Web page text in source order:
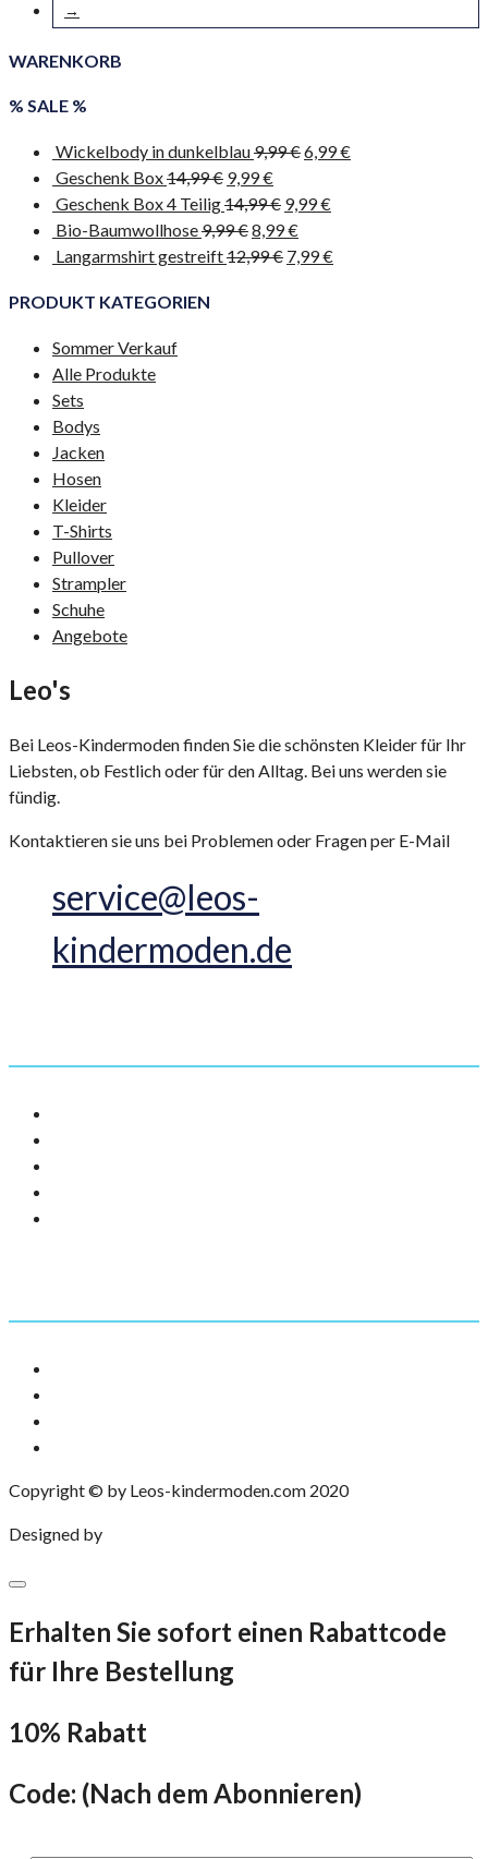
→
WARENKORB
% SALE %
Wickelbody in dunkelblau9,99€6,99€
Geschenk Box14,99€ 9,99€
Geschenk Box 4 Teilig14,99€ 9,99€
Bio-Baumwollhose9,99€8,99€
Langarmshirt gestreift12,99€ 7,99€
PRODUKT KATEGORIEN
Sommer Verkauf
Alle Produkte
Sets
Bodys
Jacken
Hosen
Kleider
T-Shirts
Pullover
Strampler
Schuhe
Angebote
Leo's
Bei Leos-Kindermoden finden Sie die schönsten Kleider für Ihr
Liebsten, ob Festlich oder für den Alltag. Bei uns werden sie
fündig.
Kontaktieren sie uns bei Problemen oder Fragen per E-Mail
service@leos-
kindermoden.de
Copyright © by Leos-kindermoden.com 2020
Designed by
Erhalten Sie sofort einen Rabattcode
für Ihre Bestellung
10% Rabatt
Code: (Nach dem Abonnieren)